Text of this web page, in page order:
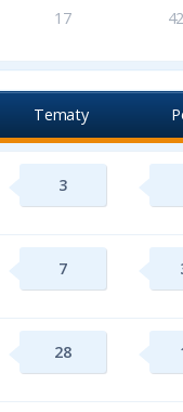
17
Tematy
3
7
28